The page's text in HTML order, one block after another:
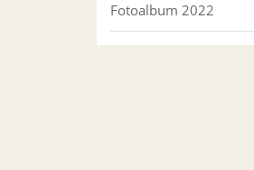
Fotoalbum 2022